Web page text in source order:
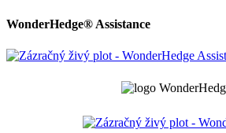
WonderHedge® Assistance